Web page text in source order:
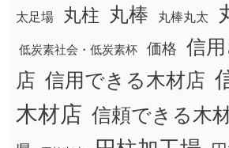
太足場 丸柱 丸棒 丸棒丸太
低炭素社会・低炭素杯 価格
信
店 信用できる木材店
木材店 信頼できる木